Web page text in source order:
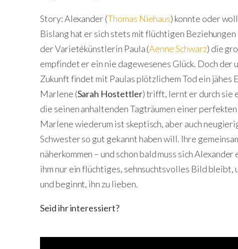
Story: Alexander (Thomas Niehaus) konnte oder
Bislang hat er sich stets mit flüchtigen
der Varietékünstlerin Paula (Aenne Schwarz) die
empfindet er ein nie dagewesenes Glück. Doch der
Zukunft findet mit Paulas plötzlichem Tod ein jähes
Marlene (Sarah Hostettler) trifft, lernt er durch sie
die seinen anhaltenden Tagträumen einer
Marlene wiederum ist skeptisch, aber auch
Schwester so gut gekannt haben will. Ihre
näherkommen – und schon bald muss sich
ihm nur ein flüchtiges, sehnsuchtsvolles Bild
und beginnt, ihn zu lieben.
Seid ihr interessiert?